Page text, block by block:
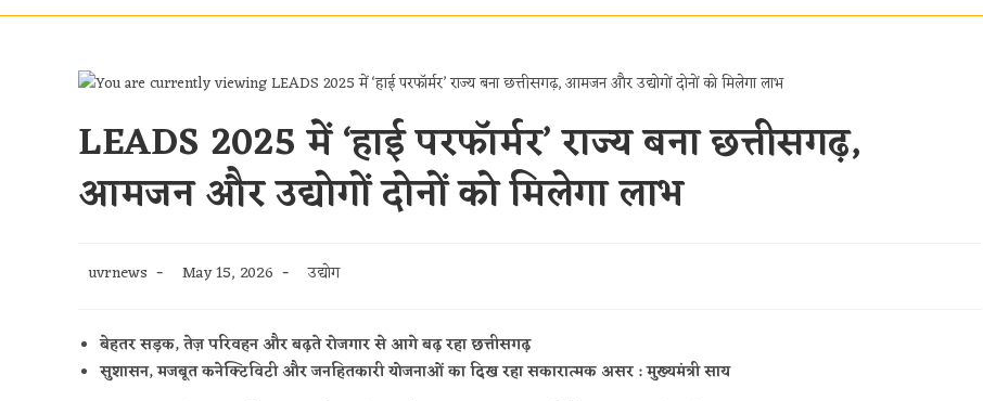
LEADS 2025 में ‘हाई परफॉर्मर’ राज्य बना छत्तीसगढ़,
आमजन और उद्योगों दोनों को मिलेगा लाभ
Post
uvrnews
Post
May 15, 2026
Post
उद्योग
बेहतर सड़क, तेज़ परिवहन और बढ़ते रोजगार से आगे बढ़ रहा छत्तीसगढ़
सुशासन, मजबूत कनेक्टिविटी और जनहितकारी योजनाओं का दिख रहा सकारात्मक असर : मुख्यमंत्री साय